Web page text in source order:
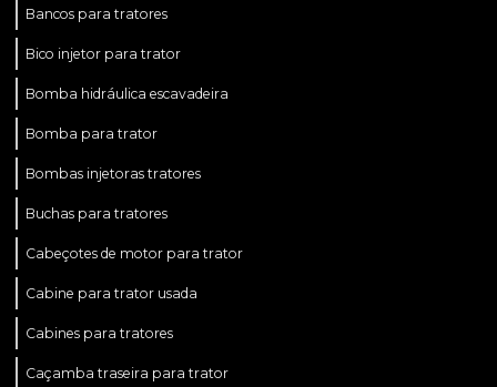
Bancos para tratores
Bico injetor para trator
Bomba hidráulica escavadeira
Bomba para trator
Bombas injetoras tratores
Buchas para tratores
Cabeçotes de motor para trator
Cabine para trator usada
Cabines para tratores
Caçamba traseira para trator